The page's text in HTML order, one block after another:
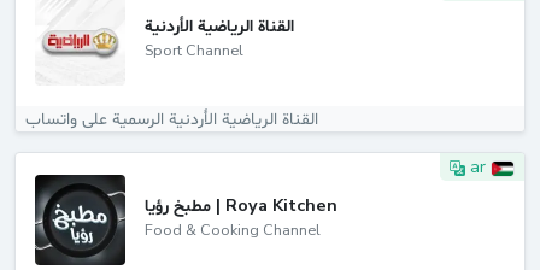
القناة الرياضية الأردنية
Sport Channel
القناة الرياضية الأردنية الرسمية على واتساب
ar
مطبخ رؤيا | Roya Kitchen
Food & Cooking Channel